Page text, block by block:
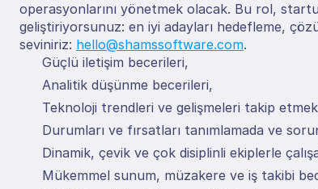
operasyonlarını yönetmek olacak. Bu rol,
geliştiriyorsunuz: en iyi adayları hedefleme,
seviniriz: hello@shamssoftware.com.
Güçlü iletişim becerileri,
Analitik düşünme becerileri,
Teknoloji trendleri ve gelişmeleri takip
Durumları ve fırsatları tanımlamada ve
Dinamik, çevik ve çok disiplinli ekiplerle
Mükemmel sunum, müzakere ve iş takibi